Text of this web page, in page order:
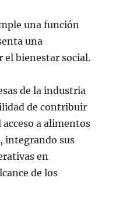
una función
una
bienestar social.
de la industria
de contribuir
a alimentos
integrando sus
en
de los